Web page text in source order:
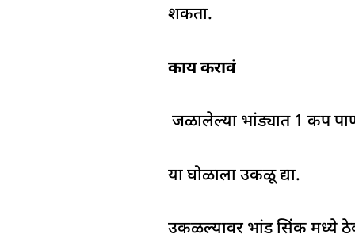
शकता.
काय करावं
जळालेल्या भांड्यात 1 कप
या घोळाला उकळू द्या.
उकळल्यावर भांड सिंक मध्ये